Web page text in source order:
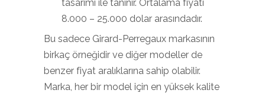
tasarımı ile tanınır. Ortalama fiyatı
8.000 – 25.000 dolar arasındadır.
Bu sadece Girard-Perregaux markasının
birkaç örneğidir ve diğer modeller de
benzer fiyat aralıklarına sahip olabilir.
Marka, her bir model için en yüksek kalite